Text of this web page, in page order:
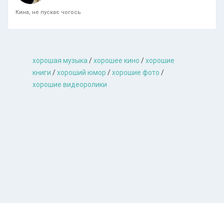
Кина, не пускає чогось
хорошая музыкa /хорошее кино /хорошие
книги /хороший юмор /хорошие фото /
хорошие видеоролики